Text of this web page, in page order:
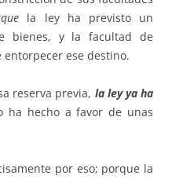
la ley ha previsto un
bienes, y la facultad de
ese destino.
reserva previa, la ley ya ha
ha hecho a favor de unas
por eso; porque la